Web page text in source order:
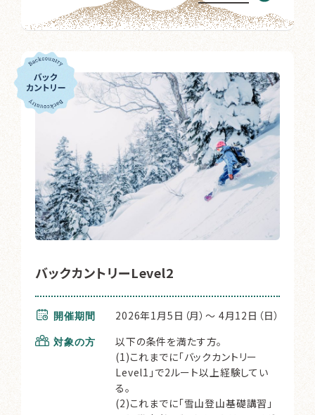
バックカントリーLevel2
開催期間 2026年1月5日（月）～ 4月12日（日）
対象の方
以下の条件を満たす方。
(1)これまでに「バックカントリー
Level1」で2ルート以上経験してい
る。
(2)これまでに「雪山登山基礎講習」